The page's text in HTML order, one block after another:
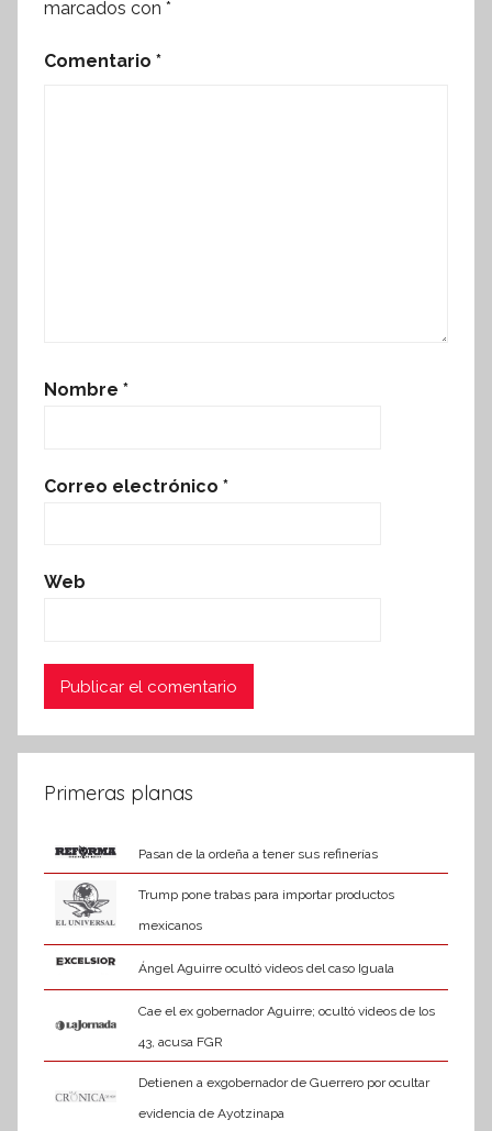
marcados con *
Comentario *
Nombre *
Correo electrónico *
Web
Primeras planas
Pasan de la ordeña a tener sus refinerías
Trump pone trabas para importar productos
mexicanos
Ángel Aguirre ocultó videos del caso Iguala
Cae el ex gobernador Aguirre; ocultó videos de los
43, acusa FGR
Detienen a exgobernador de Guerrero por ocultar
evidencia de Ayotzinapa